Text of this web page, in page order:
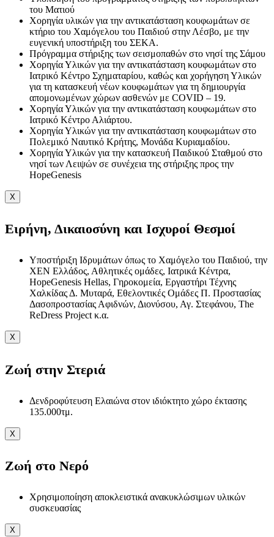
του Ματιού
Χορηγία υλικών για την αντικατάσταση κουφωμάτων σε
κτήριο του Χαμόγελου του Παιδιού στην Λέσβο, με την
ευγενική υποστήριξη του ΣΕΚΑ.
Πρόγραμμα στήριξης των σεισμοπαθών στο νησί της Σάμου
Χορηγία Υλικών για την αντικατάσταση κουφωμάτων στο
Ιατρικό Κέντρο Σχηματαρίου, καθώς και χορήγηση Υλικών
για τη κατασκευή νέων κουφωμάτων για τη δημιουργία
απομονωμένων χώρων ασθενών με COVID – 19.
Χορηγία Υλικών για την αντικατάσταση κουφωμάτων στο
Ιατρικό Κέντρο Αλιάρτου.
Χορηγία Υλικών για την αντικατάσταση κουφωμάτων στο
Πολεμικό Ναυτικό Κρήτης, Μονάδα Κυριαμαδίου.
Χορηγία Υλικών για την κατασκευή Παιδικού Σταθμού στο
νησί των Λειψών σε συνέχεια της στήριξης προς την
HopeGenesis
X
Ειρήνη, Δικαιοσύνη και Ισχυροί Θεσμοί
Υποστήριξη Ιδρυμάτων όπως το Χαμόγελο του Παιδιού, την
ΧΕΝ Ελλάδος, Αθλητικές ομάδες, Ιατρικά Κέντρα,
HopeGenesis Hellas, Γηροκομεία, Εργαστήρι Τέχνης
Χαλκίδας Δ. Μυταρά, Εθελοντικές Ομάδες Π. Προστασίας
Δασοπροστασίας Αφιδνών, Διονύσου, Αγ. Στεφάνου, The
ReDress Project κ.α.
X
Ζωή στην Στεριά
Δενδροφύτευση Ελαιώνα στον ιδιόκτητο χώρο έκτασης
135.000τμ.
X
Ζωή στο Νερό
Χρησιμοποίηση αποκλειστικά ανακυκλώσιμων υλικών
συσκευασίας
X